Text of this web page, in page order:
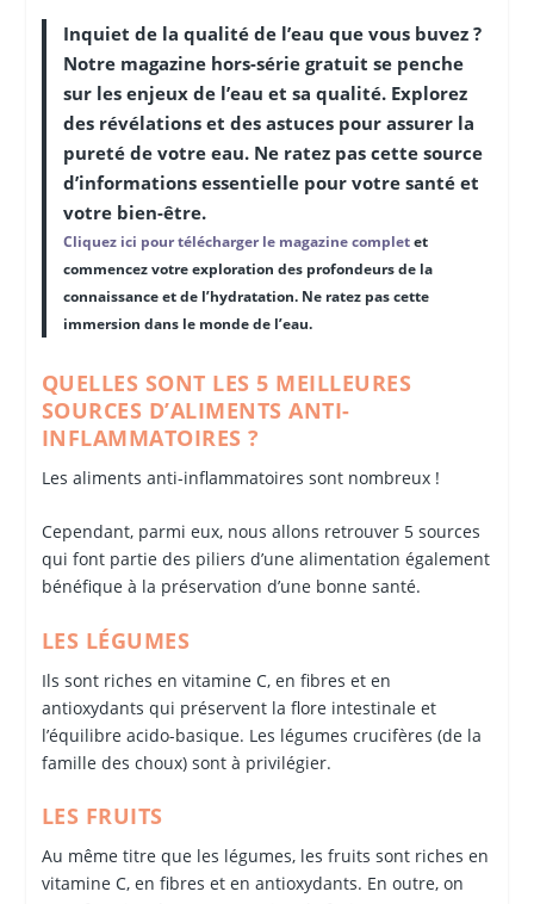
Inquiet de la qualité de l’eau que vous buvez ?
Notre magazine hors-série gratuit se penche
sur les enjeux de l’eau et sa qualité. Explorez
des révélations et des astuces pour assurer la
pureté de votre eau. Ne ratez pas cette source
d’informations essentielle pour votre santé et
votre bien-être.
Cliquez ici pour télécharger le magazine completet
commencez votre exploration des profondeurs de la
connaissance et de l’hydratation. Ne ratez pas cette
immersion dans le monde de l’eau.
QUELLES SONT LES 5 MEILLEURES
SOURCES D’ALIMENTS ANTI-
INFLAMMATOIRES ?
Les aliments anti-inflammatoires sont nombreux !
Cependant, parmi eux, nous allons retrouver 5 sources
qui font partie des piliers d’une alimentation également
bénéfique à la préservation d’une bonne santé.
LES LÉGUMES
Ils sont riches en vitamine C, en fibres et en
antioxydants qui préservent la flore intestinale et
l’équilibre acido-basique. Les légumes crucifères (de la
famille des choux) sont à privilégier.
LES FRUITS
Au même titre que les légumes, les fruits sont riches en
vitamine C, en fibres et en antioxydants. En outre, on